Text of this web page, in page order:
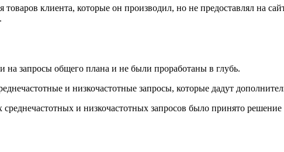
товаров клиента, которые он производил, но не предоставлял на
на запросы общего плана и не были проработаны в глубь.
и низкочастотные запросы, которые дадут
и низкочастотных запросов было принято